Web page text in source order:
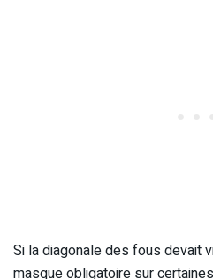
Si la diagonale des fous devait
masque obligatoire sur